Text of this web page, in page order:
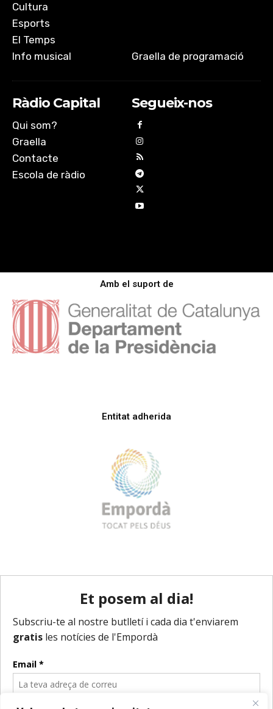
Cultura
Esports
El Temps
Info musical
Graella de programació
Ràdio Capital
Qui som?
Graella
Contacte
Escola de ràdio
Segueix-nos
Amb el suport de
Entitat adherida